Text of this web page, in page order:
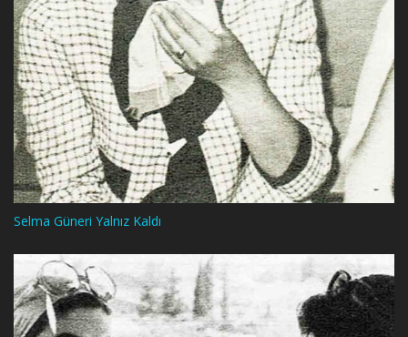
Selma Güneri Yalnız Kaldı